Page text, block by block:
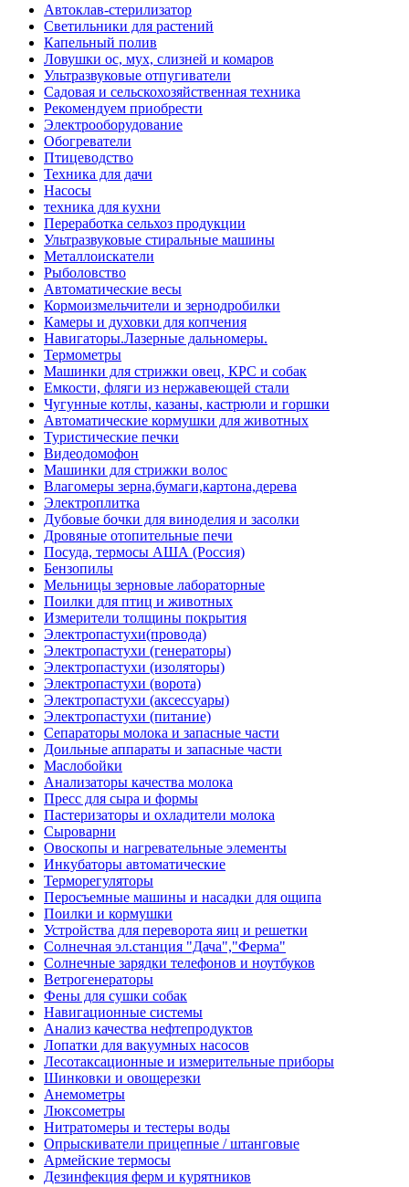
Автоклав-стерилизатор
Светильники для растений
Капельный полив
Ловушки ос, мух, слизней и комаров
Ультразвуковые отпугиватели
Садовая и сельскохозяйственная техника
Рекомендуем приобрести
Электрооборудование
Обогреватели
Птицеводство
Техника для дачи
Насосы
техника для кухни
Переработка сельхоз продукции
Ультразвуковые стиральные машины
Металлоискатели
Рыболовство
Автоматические весы
Кормоизмельчители и зернодробилки
Камеры и духовки для копчения
Навигаторы.Лазерные дальномеры.
Термометры
Машинки для стрижки овец, КРС и собак
Емкости, фляги из нержавеющей стали
Чугунные котлы, казаны, кастрюли и горшки
Автоматические кормушки для животных
Туристические печки
Видеодомофон
Машинки для стрижки волос
Влагомеры зерна,бумаги,картона,дерева
Электроплитка
Дубовые бочки для виноделия и засолки
Дровяные отопительные печи
Посуда, термосы АША (Россия)
Бензопилы
Мельницы зерновые лабораторные
Поилки для птиц и животных
Измерители толщины покрытия
Электропастухи(провода)
Электропастухи (генераторы)
Электропастухи (изоляторы)
Электропастухи (ворота)
Электропастухи (аксессуары)
Электропастухи (питание)
Сепараторы молока и запасные части
Доильные аппараты и запасные части
Маслобойки
Анализаторы качества молока
Пресс для сыра и формы
Пастеризаторы и охладители молока
Сыроварни
Овоскопы и нагревательные элементы
Инкубаторы автоматические
Терморегуляторы
Перосъемные машины и насадки для ощипа
Поилки и кормушки
Устройства для переворота яиц и решетки
Солнечная эл.станция "Дача","Ферма"
Солнечные зарядки телефонов и ноутбуков
Ветрогенераторы
Фены для сушки собак
Навигационные системы
Анализ качества нефтепродуктов
Лопатки для вакуумных насосов
Лесотаксационные и измерительные приборы
Шинковки и овощерезки
Анемометры
Люксометры
Нитратомеры и тестеры воды
Опрыскиватели прицепные / штанговые
Армейские термосы
Дезинфекция ферм и курятников